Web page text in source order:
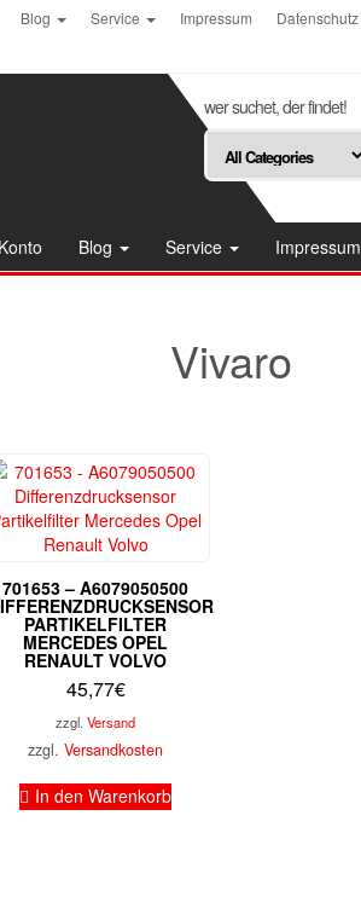
Blog Service Impressum
Datenschutz
wer suchet, der findet!
Blog Service Impressum
Vivaro
701653 – A6079050500
PARTIKELFILTER
MERCEDES OPEL
RENAULT VOLVO
45,77€
zzgl.Versand
zzgl.Versandkosten
In den Warenkorb